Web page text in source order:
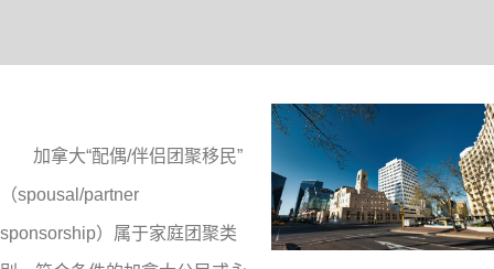
加拿大“配偶/伴侣团聚移民”
（spousal/partner
sponsorship）属于家庭团聚类